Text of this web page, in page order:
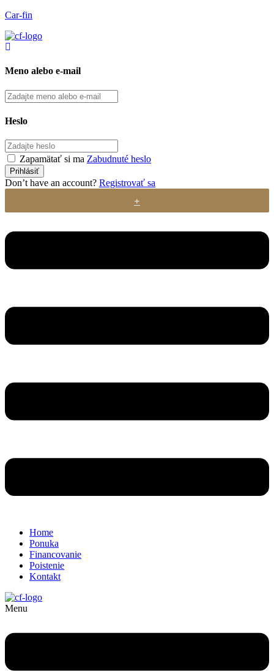
Car-fin
Meno alebo e-mail
Heslo
Zapamätať si ma Zabudnuté heslo
Don’t have an account? Registrovať sa
Home
Ponuka
Financovanie
Poistenie
Kontakt
Menu